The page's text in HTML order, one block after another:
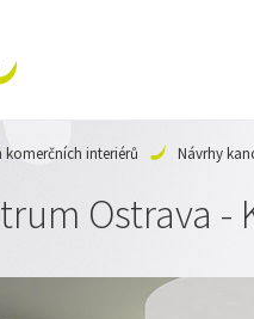
komerčních interiérů Návrhy
Ostrava